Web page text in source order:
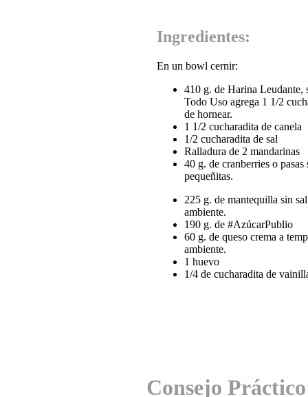
Ingredientes:
En un bowl cernir:
410 g. de Harina Leudante,
Todo Uso agrega 1 1/2
de hornear.
1 1/2 cucharadita de canela
1/2 cucharadita de sal
Ralladura de 2 mandarinas
40 g. de cranberries o pasas
pequeñitas.
225 g. de mantequilla sin
ambiente.
190 g. de #AzúcarPublio
60 g. de queso crema a
ambiente.
1 huevo
1/4 de cucharadita de
Consejo